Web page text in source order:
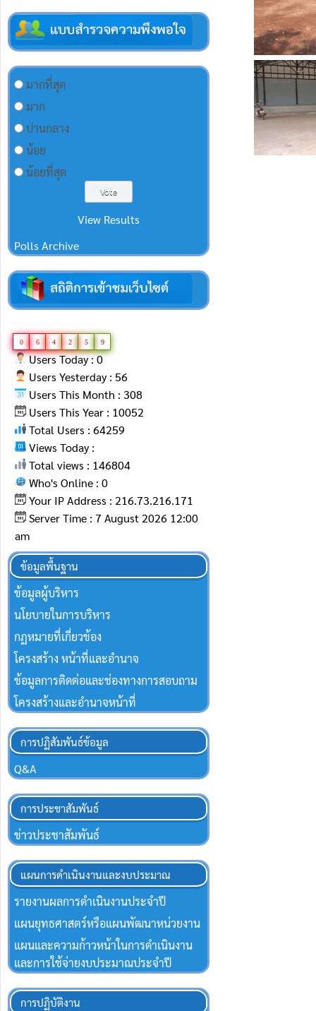
มากที่สุด
มาก
ปานกลาง
น้อย
น้อยที่สุด
View Results
Polls Archive
0 6 4 2 5 9
Users Today : 0
Users Yesterday : 56
Users This Month : 308
Users This Year : 10052
Total Users : 64259
Views Today :
Total views : 146804
Who's Online : 0
Your IP Address : 216.73.216.171
Server Time : 7 August 2026 12:00
am
ข้อมูลพื้นฐาน
ข้อมูลผู้บริหาร
นโยบายในการบริหาร
กฏหมายที่เกี่ยวข้อง
โครงสร้าง หน้าที่และอำนาจ
ข้อมูลการติดต่อและช่องทางการสอบถาม
โครงสร้างและอำนาจหน้าที่
การปฏิสัมพันธ์ข้อมูล
Q&A
การประชาสัมพันธ์
ข่าวประชาสัมพันธ์
แผนการดำเนินงานและงบประมาณ
รายงานผลการดำเนินงานประจำปี
แผนยุทธศาสตร์หรือแผนพัฒนาหน่วยงาน
แผนและความก้าวหน้าในการดำเนินงาน
และการใช้จ่ายงบประมาณประจำปี
การปฏิบัติงาน